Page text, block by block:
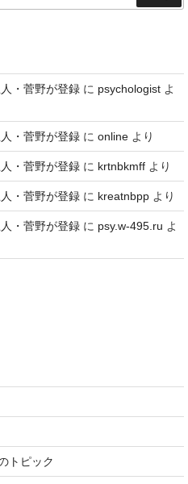
索
・菅野が登録に psychologistよ
・菅野が登録に onlineより
・菅野が登録に krtnbkmffより
・菅野が登録に kreatnbppより
・菅野が登録に psy.w-495.ru よ
トピック